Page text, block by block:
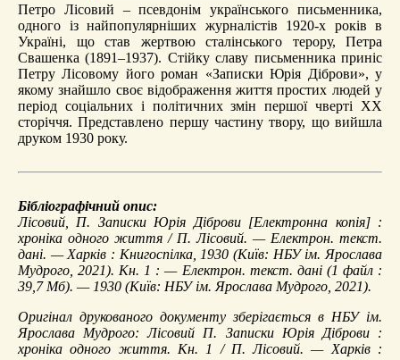
Петро Лісовий – псевдонім українського письменника,
одного із найпопулярніших журналістів 1920-х років в
Україні, що став жертвою сталінського терору, Петра
Свашенка (1891–1937). Стійку славу письменника приніс
Петру Лісовому його роман «Записки Юрія Діброви», у
якому знайшло своє відображення життя простих людей у
період соціальних і політичних змін першої чверті ХХ
сторіччя. Представлено першу частину твору, що вийшла
друком 1930 року.
Бібліографічний опис:
Лісовий, П. Записки Юрія Діброви[Електронна копія] :
хроніка одного життя / П. Лісовий. — Електрон. текст.
дані. — Харків : Книгоспілка, 1930 (Київ: НБУ ім. Ярослава
Мудрого, 2021). Кн. 1 : — Електрон. текст. дані (1 файл :
39,7 Мб). — 1930 (Київ: НБУ ім. Ярослава Мудрого, 2021).
Оригінал друкованого документу зберігається в НБУ ім.
Ярослава Мудрого: Лісовий П. Записки Юрія Діброви :
хроніка одного життя. Кн. 1 / П. Лісовий. — Харків :